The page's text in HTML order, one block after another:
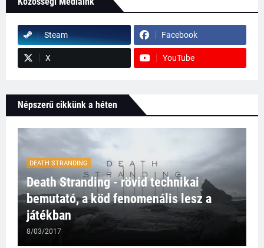
Steam Facebook
X YouTube
Népszerű cikkünk a héten
DEATH STRANDING
Death Stranding - rövid technikai
bemutató, a köd fenomenális lesz a
játékban
8/03/2017